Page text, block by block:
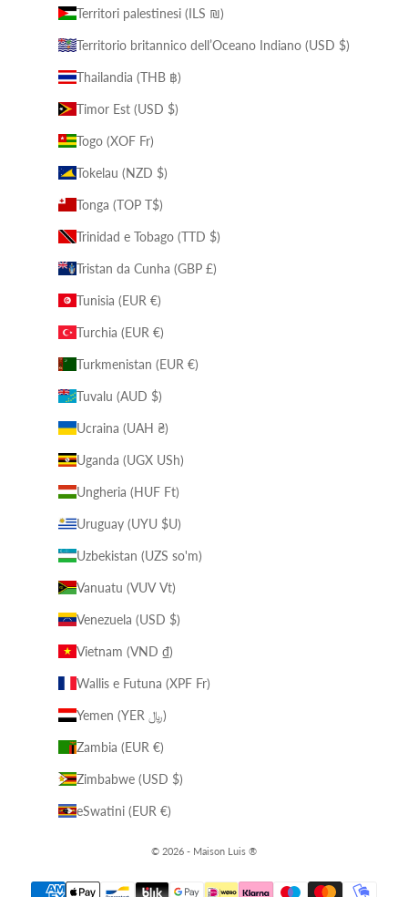
Territori palestinesi (ILS ₪)
Territorio britannico dell’Oceano Indiano (USD $)
Thailandia (THB ฿)
Timor Est (USD $)
Togo (XOF Fr)
Tokelau (NZD $)
Tonga (TOP T$)
Trinidad e Tobago (TTD $)
Tristan da Cunha (GBP £)
Tunisia (EUR €)
Turchia (EUR €)
Turkmenistan (EUR €)
Tuvalu (AUD $)
Ucraina (UAH ₴)
Uganda (UGX USh)
Ungheria (HUF Ft)
Uruguay (UYU $U)
Uzbekistan (UZS so'm)
Vanuatu (VUV Vt)
Venezuela (USD $)
Vietnam (VND ₫)
Wallis e Futuna (XPF Fr)
Yemen (YER ﷼)
Zambia (EUR €)
Zimbabwe (USD $)
eSwatini (EUR €)
© 2026 - Maison Luis ®